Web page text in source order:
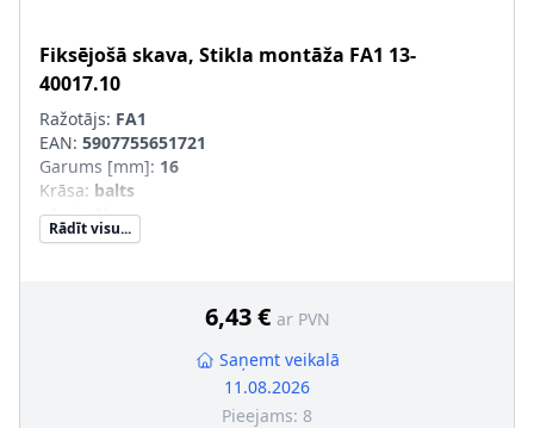
Fiksējošā skava, Stikla montāža FA1 13-
40017.10
Ražotājs: FA1
EAN: 5907755651721
Garums [mm]: 16
Krāsa: balts
pēc izvēles:
pāra artikulu numuri
Rādīt visu...
6,43 € ar PVN
Saņemt veikalā
11.08.2026
Pieejams: 8